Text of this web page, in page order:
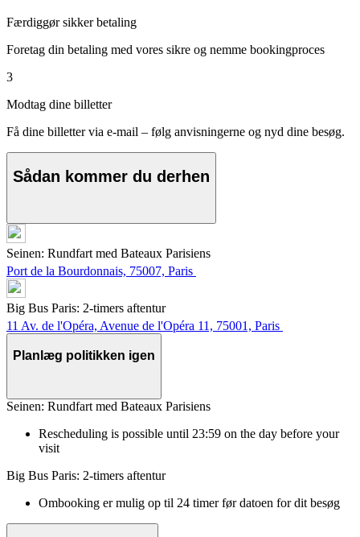
Færdiggør sikker betaling
Foretag din betaling med vores sikre og nemme bookingproces
3
Modtag dine billetter
Få dine billetter via e-mail – følg anvisningerne og nyd dine besøg.
Sådan kommer du derhen
Seinen: Rundfart med Bateaux Parisiens
Port de la Bourdonnais, 75007, Paris
Big Bus Paris: 2-timers aftentur
11 Av. de l'Opéra, Avenue de l'Opéra 11, 75001, Paris
Planlæg politikken igen
Seinen: Rundfart med Bateaux Parisiens
Rescheduling is possible until 23:59 on the day before your
visit
Big Bus Paris: 2-timers aftentur
Ombooking er mulig op til 24 timer før datoen for dit besøg